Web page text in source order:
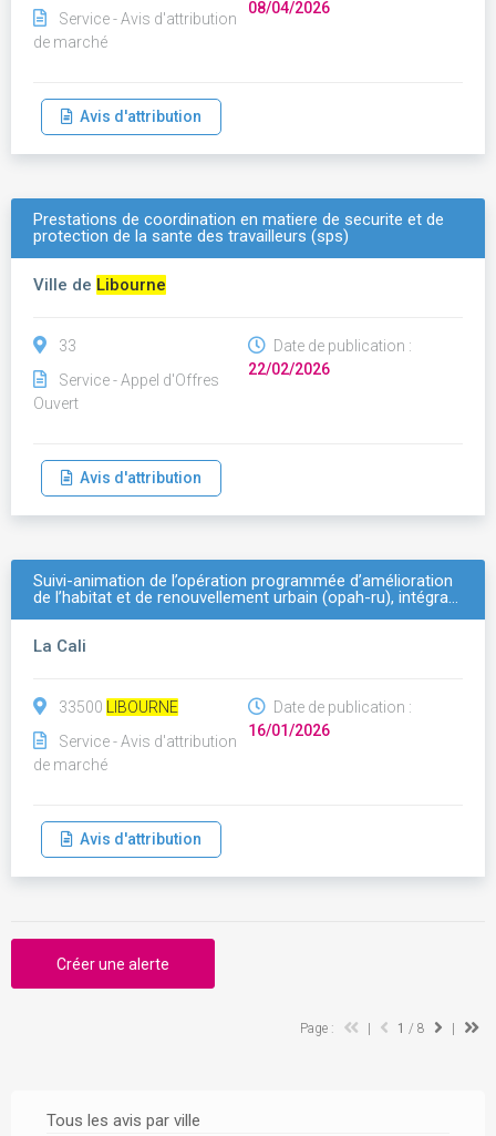
Tous les avis par ville
Service - Avis d'attribution
de marché
08/04/2026
Avis d'attribution
Prestations de coordination en matiere de securite et de
protection de la sante des travailleurs (sps)
Ville de Libourne
33
Service - Appel d'Offres
Ouvert
Date de publication :
22/02/2026
Avis d'attribution
Suivi-animation de l’opération programmée d’amélioration
de l’habitat et de renouvellement urbain (opah-ru), intégra…
La Cali
33500
LIBOURNE
Service - Avis d'attribution
de marché
Date de publication :
16/01/2026
Avis d'attribution
Créer une alerte
Page : 1 / 8